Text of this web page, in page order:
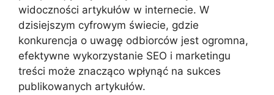
widoczności artykułów w internecie. W
dzisiejszym cyfrowym świecie, gdzie
konkurencja o uwagę odbiorców jest ogromna,
efektywne wykorzystanie SEO i marketingu
treści może znacząco wpłynąć na sukces
publikowanych artykułów.